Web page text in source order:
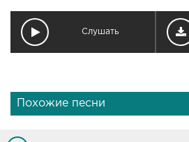
Слушать
Похожие песни